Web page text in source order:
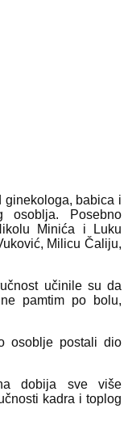
ginekologa, babica i
osoblja. Posebno
Minića i Luku
Milicu Čaliju,
učinile su da
pamtim po bolu,
osoblje postali dio
dobija sve više
kadra i toplog